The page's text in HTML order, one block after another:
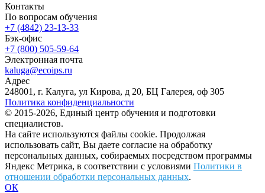
Контакты
По вопросам обучения
+7 (4842) 23-13-33
Бэк-офис
+7 (800) 505-59-64
Электронная почта
kaluga@ecoips.ru
Адрес
248001, г. Калуга, ул Кирова, д 20, БЦ Галерея, оф 305
Политика конфиденциальности
© 2015-2026, Единый центр обучения и подготовки
специалистов.
На сайте используются файлы cookie. Продолжая
использовать сайт, Вы даете согласие на обработку
персональных данных, собираемых посредством программы
Яндекс Метрика, в соответствии с условиями Политики в
отношении обработки персональных данных.
ОК